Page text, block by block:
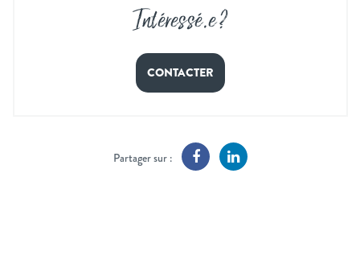
Intéressé.e ?
CONTACTER
Partager sur :